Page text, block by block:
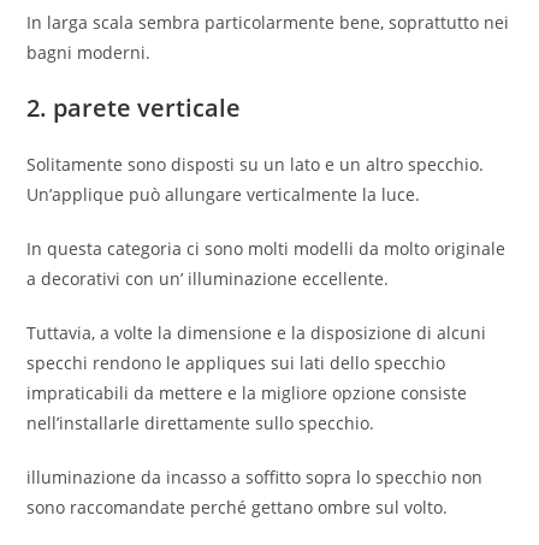
In larga scala sembra particolarmente bene, soprattutto nei
bagni moderni.
2. parete verticale
Solitamente sono disposti su un lato e un altro specchio.
Un’applique può allungare verticalmente la luce.
In questa categoria ci sono molti modelli da molto originale
a decorativi con un’ illuminazione eccellente.
Tuttavia, a volte la dimensione e la disposizione di alcuni
specchi rendono le appliques sui lati dello specchio
impraticabili da mettere e la migliore opzione consiste
nell’installarle direttamente sullo specchio.
illuminazione da incasso a soffitto sopra lo specchio non
sono raccomandate perché gettano ombre sul volto.